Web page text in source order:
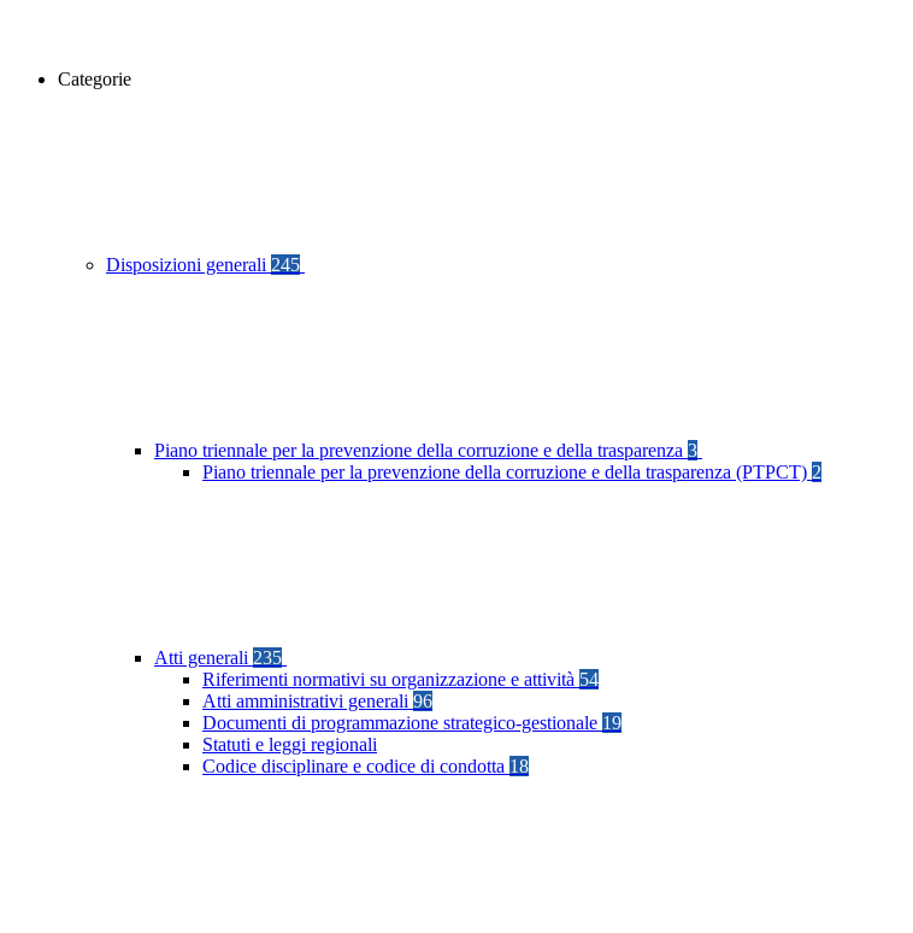
Categorie
Disposizioni generali 245
Piano triennale per la prevenzione della corruzione e della trasparenza 3
Piano triennale per la prevenzione della corruzione e della trasparenza (PTPCT) 2
Atti generali 235
Riferimenti normativi su organizzazione e attività 54
Atti amministrativi generali 96
Documenti di programmazione strategico-gestionale 19
Statuti e leggi regionali
Codice disciplinare e codice di condotta 18